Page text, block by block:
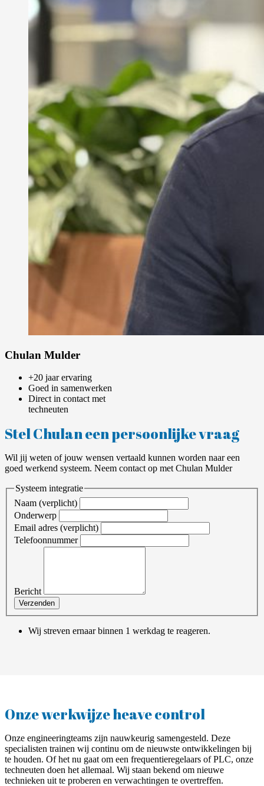
Chulan Mulder
+20 jaar ervaring
Goed in samenwerken
Direct in contact met
techneuten
Stel Chulan een persoonlijke vraag
Wil jij weten of jouw wensen vertaald kunnen worden naar een
goed werkend systeem. Neem contact op met Chulan Mulder
Systeem integratie
Naam (verplicht)
Onderwerp
Email adres (verplicht)
Telefoonnummer
Bericht
Verzenden
Wij streven ernaar binnen 1 werkdag te reageren.
Onze werkwijze heave control
Onze engineeringteams zijn nauwkeurig samengesteld. Deze
specialisten trainen wij continu om de nieuwste ontwikkelingen bij
te houden. Of het nu gaat om een frequentieregelaars of PLC, onze
techneuten doen het allemaal. Wij staan bekend om nieuwe
technieken uit te proberen en verwachtingen te overtreffen.